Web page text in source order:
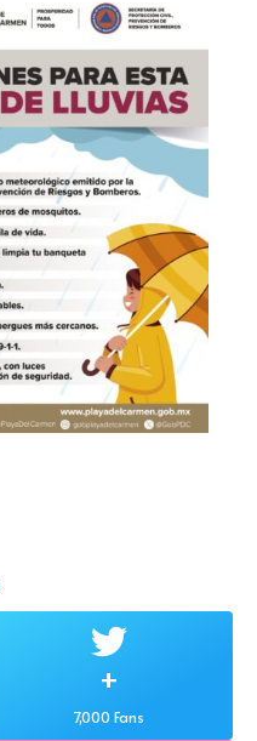
+
7,000 Fans